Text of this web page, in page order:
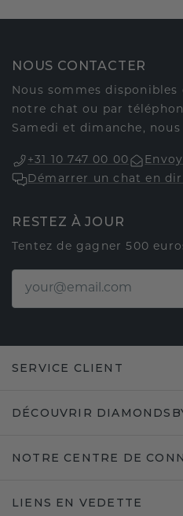
NOUS CONTACTER
Nous sommes
notre chat ou par
Samedi et dimanche,
+31 10 747 00 00
Démarrer un chat en
RESTEZ À JOUR
Tentez de gagner 500
SERVICE CLIENT
DÉCOUVRIR
NOTRE CENTRE DE
LIENS EN VEDETTE